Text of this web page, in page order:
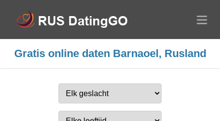
Gratis online daten Barnaoel, Rusland